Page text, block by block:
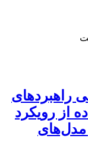
راهبردهای
از رویکرد
مدل‌های